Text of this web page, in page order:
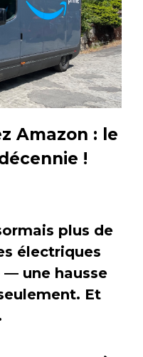
Amazon : le
!
plus de
électriques
une hausse
Et